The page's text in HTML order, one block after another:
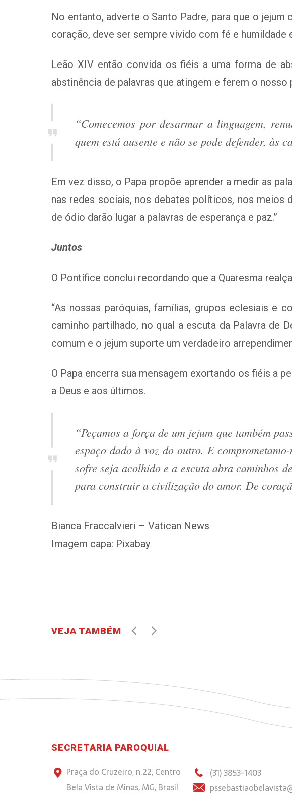
No entanto, adverte o Santo Padre, para que o
coração, deve ser sempre vivido com fé e
Leão XIV então convida os fiéis a uma forma de
abstinência de palavras que atingem e ferem o nosso
“Comecemos por desarmar a linguagem,
quem está ausente e não se pode defender, às
Em vez disso, o Papa propõe aprender a medir as
nas redes sociais, nos debates políticos, nos meios
de ódio darão lugar a palavras de esperança e paz.”
Juntos
O Pontífice conclui recordando que a Quaresma
“As nossas paróquias, famílias, grupos eclesiais e
caminho partilhado, no qual a escuta da Palavra de
comum e o jejum suporte um verdadeiro
O Papa encerra sua mensagem exortando os fiéis a
a Deus e aos últimos.
“Peçamos a força de um jejum que também
espaço dado à voz do outro. E
sofre seja acolhido e a escuta abra caminhos
para construir a civilização do amor. De
Bianca Fraccalvieri – Vatican News
Imagem capa: Pixabay
VEJA TAMBÉM
SECRETARIA PAROQUIAL
Praça do Cruzeiro, n.22, Centro
Bela Vista de Minas, MG, Brasil
(31) 3853-1403